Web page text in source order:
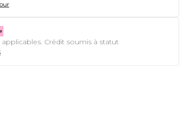
applicables. Crédit soumis à statut